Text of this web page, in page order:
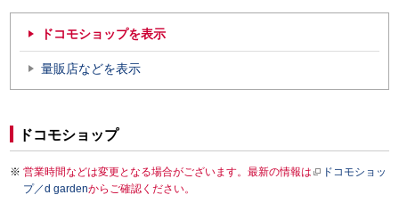
ドコモショップを表示
量販店などを表示
ドコモショップ
営業時間などは変更となる場合がございます。最新の情報は
ドコモショッ
プ／d gardenからご確認ください。